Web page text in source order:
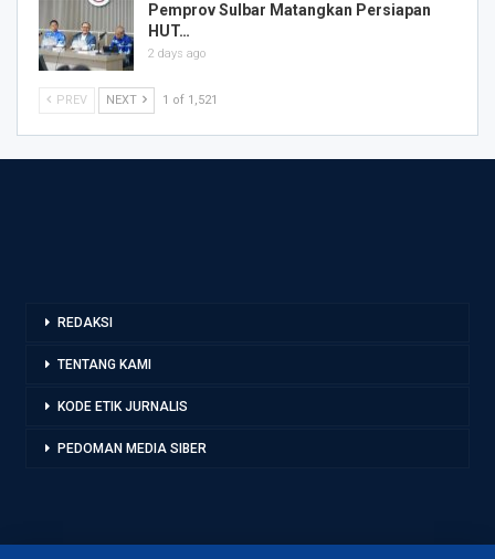
Pemprov Sulbar Matangkan Persiapan
HUT…
2 days ago
PREV NEXT 1 of 1,521
REDAKSI
TENTANG KAMI
KODE ETIK JURNALIS
PEDOMAN MEDIA SIBER